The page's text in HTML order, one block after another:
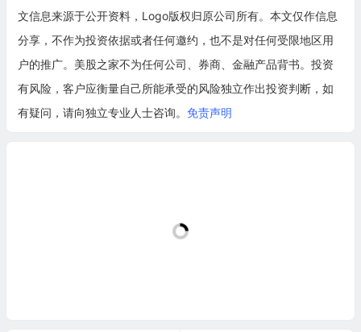
文信息来源于公开资料，Logo版权归原公司所有。本文仅作信息
分享，不作为投资依据或者任何邀约，也不是对任何受限地区用
户的推广。美股之家不为任何公司、券商、金融产品背书。投资
有风险，客户应衡量自己所能承受的风险独立作出投资判断，如
有疑问，请向独立专业人士咨询。 免责声明